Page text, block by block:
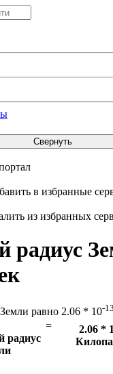
в избранные
из избранных
радиус
равно 2.06 * 10-13
радиус
= 2.06 *